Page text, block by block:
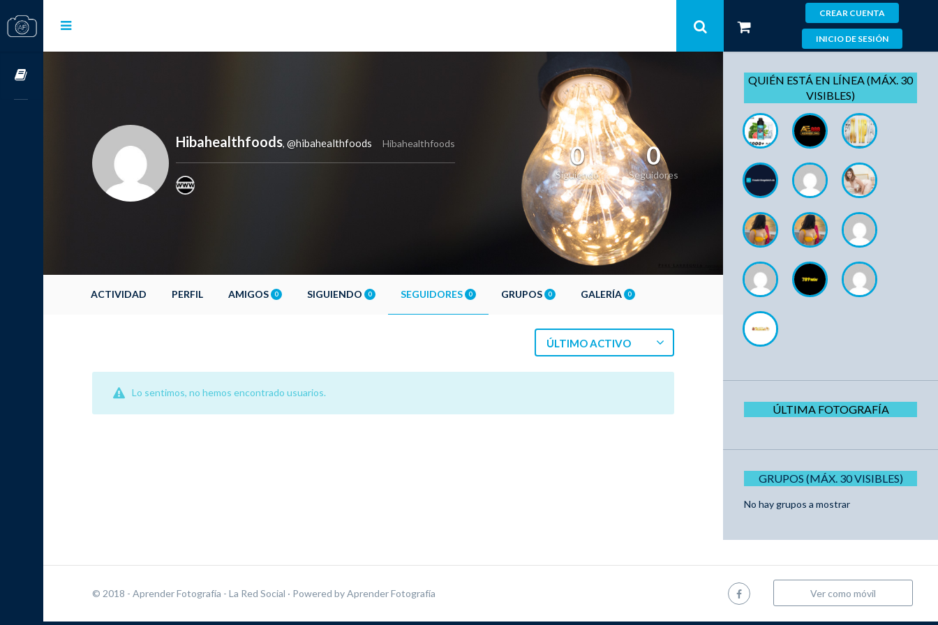
CREAR CUENTA
INICIO DE SESIÓN
Hibahealthfoods, @hibahealthfoods Hibahealthfoods 0
Siguiendo
0
Seguidores
ACTIVIDAD PERFIL AMIGOS 0 SIGUIENDO 0 SEGUIDORES 0 GRUPOS 0 GALERÍA 0
ÚLTIMO ACTIVO
Lo sentimos, no hemos encontrado usuarios.
QUIÉN ESTÁ EN LÍNEA (MÁX. 30
VISIBLES)
ÚLTIMA FOTOGRAFÍA
GRUPOS (MÁX. 30 VISIBLES)
No hay grupos a mostrar
© 2018 - Aprender Fotografía - La Red Social · Powered byAprender Fotografía